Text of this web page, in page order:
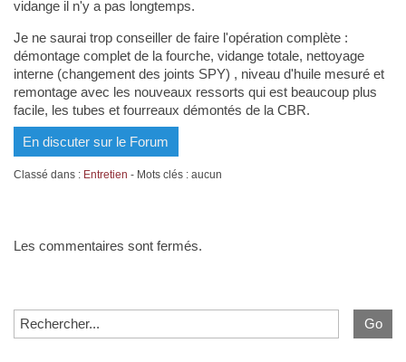
vidange il n'y a pas longtemps.
Je ne saurai trop conseiller de faire l'opération complète :
démontage complet de la fourche, vidange totale, nettoyage
interne (changement des joints SPY) , niveau d'huile mesuré et
remontage avec les nouveaux ressorts qui est beaucoup plus
facile, les tubes et fourreaux démontés de la CBR.
En discuter sur le Forum
Classé dans : Entretien - Mots clés : aucun
Les commentaires sont fermés.